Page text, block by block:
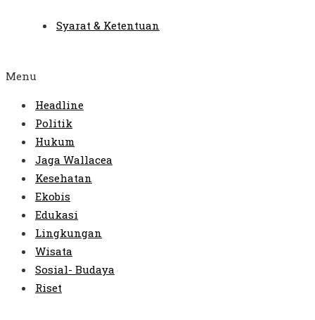
Syarat & Ketentuan
Menu
Headline
Politik
Hukum
Jaga Wallacea
Kesehatan
Ekobis
Edukasi
Lingkungan
Wisata
Sosial- Budaya
Riset